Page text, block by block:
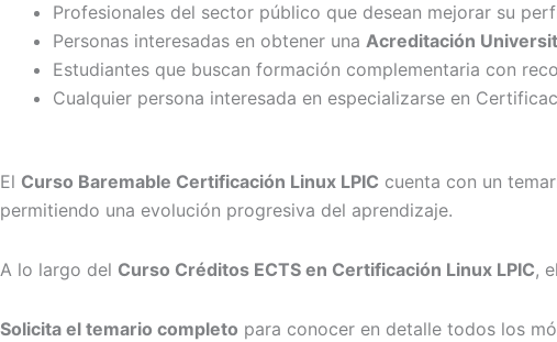
Profesionales del sector público que desean mejorar su
Personas interesadas en obtener una Acreditación
Estudiantes que buscan formación complementaria con
Cualquier persona interesada en especializarse en
El Curso Baremable Certificación Linux LPIC cuenta con un
permitiendo una evolución progresiva del aprendizaje.
A lo largo del Curso Créditos ECTS en Certificación Linux LPIC,
Solicita el temario completo para conocer en detalle todos los